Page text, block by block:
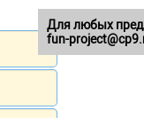
Для любых
fun-